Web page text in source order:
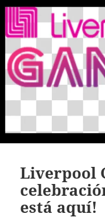
Liverpool
está aquí!